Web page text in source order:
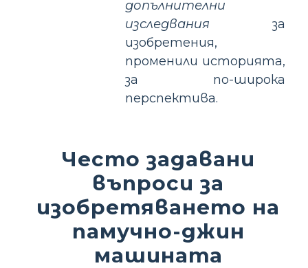
допълнителни
изследвания за
изобретения,
променили историята,
за по-широка
перспектива.
Често задавани
въпроси за
изобретяването на
памучно-джин
машината